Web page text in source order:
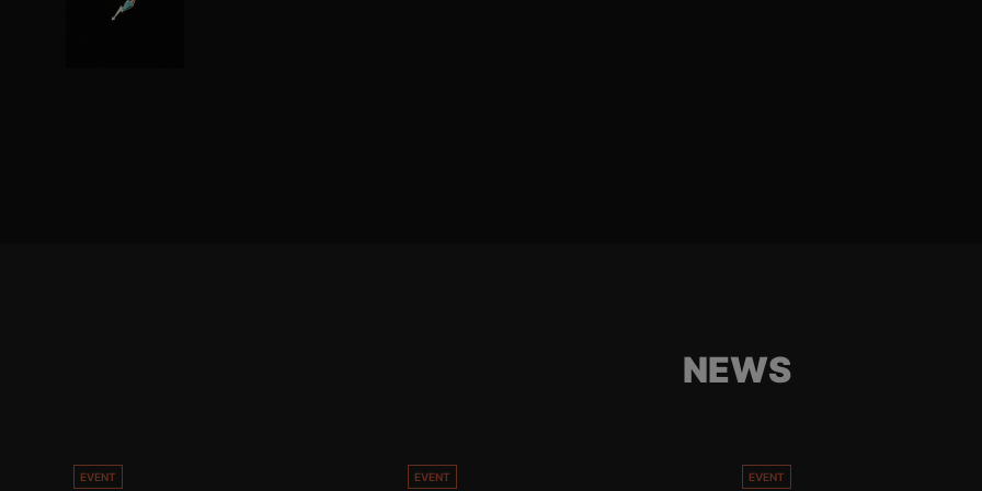
NEWS
EVENT EVENT EVENT